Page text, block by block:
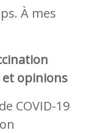
À mes
opinions
COVID-19